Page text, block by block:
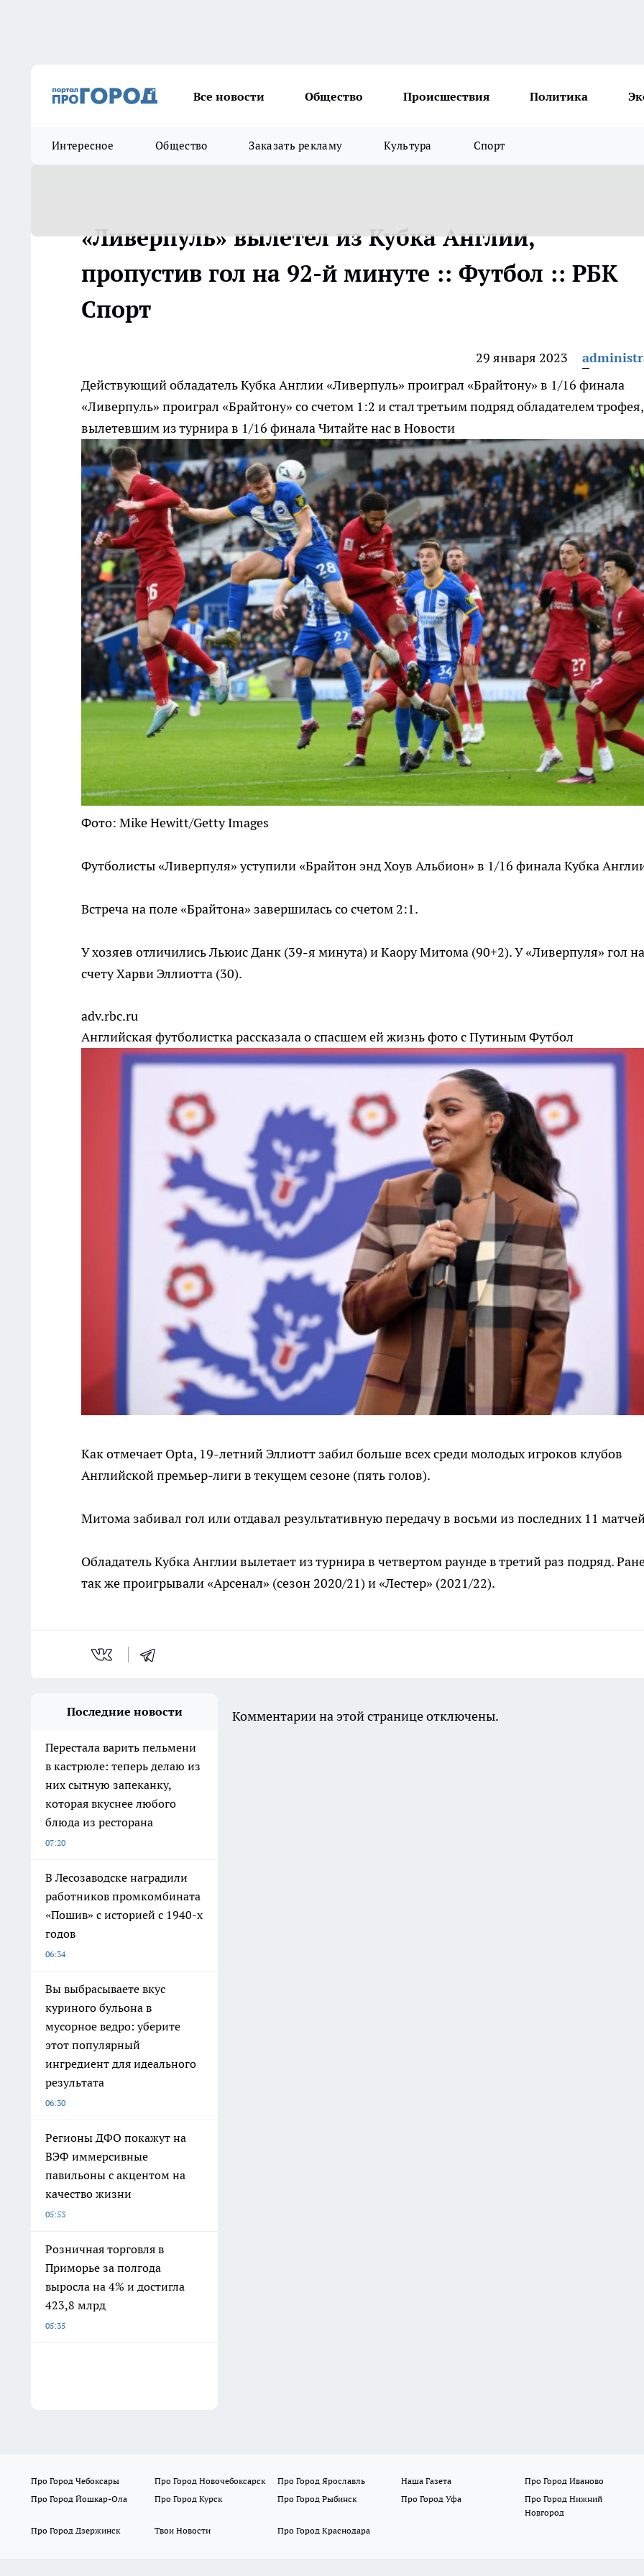
Все новости Общество Происшествия Политика
Интересное Общество Заказать рекламу Культура Спорт
«Ливерпуль» вылетел из Кубка Англии,
пропустив гол на 92-й минуте :: Футбол :: РБК
Спорт
29 января 2023
Действующий обладатель Кубка Англии «Ливерпуль» проиграл «Брайтону» в 1/16 финала
«Ливерпуль» проиграл «Брайтону» со счетом 1:2 и стал третьим подряд обладателем трофея,
вылетевшим из турнира в 1/16 финалаЧитайте нас в Новости
Фото: Mike Hewitt/Getty Images
Футболисты «Ливерпуля» уступили «Брайтон энд Хоув Альбион» в 1/16 финала Кубка
Встреча на поле «Брайтона» завершилась со счетом 2:1.
У хозяев отличились Льюис Данк (39-я минута) и Каору Митома (90+2). У «Ливерпуля» гол на
счету Харви Эллиотта (30).
adv.rbc.ru
Английская футболистка рассказала о спасшем ей жизнь фото с ПутинымФутбол
Как отмечает Opta, 19-летний Эллиотт забил больше всех среди молодых игроков клубов
Английской премьер-лиги в текущем сезоне (пять голов).
Митома забивал гол или отдавал результативную передачу в восьми из последних 11
Обладатель Кубка Англии вылетает из турнира в четвертом раунде в третий раз подряд.
так же проигрывали «Арсенал» (сезон 2020/21) и «Лестер» (2021/22).
Последние новости
Перестала варить пельмени
в кастрюле: теперь делаю из
них сытную запеканку,
которая вкуснее любого
блюда из ресторана
07:20
В Лесозаводске наградили
работников промкомбината
«Пошив» с историей с 1940-х
годов
06:34
Вы выбрасываете вкус
куриного бульона в
мусорное ведро: уберите
этот популярный
ингредиент для идеального
результата
06:30
Регионы ДФО покажут на
ВЭФ иммерсивные
павильоны с акцентом на
качество жизни
05:53
Розничная торговля в
Приморье за полгода
выросла на 4% и достигла
423,8 млрд
05:35
Комментарии на этой странице отключены.
Про Город Чебоксары Про Город Новочебоксарск Про Город Ярославль Наша Газета
Про Город Иваново
Про Город Йошкар-Ола
Про Город Курск Про Город Рыбинск Про Город Уфа
Про Город Нижний
Новгород
Про Город Дзержинск
Твои Новости Про Город Краснодара